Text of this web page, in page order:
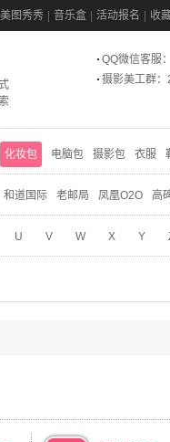
美图秀秀 音乐盒 活动报名 收
QQ微信客服
摄影美工群
化妆包 电脑包 摄影包 衣服
和道国际 老邮局 凤凰O2O 高
U V W X Y